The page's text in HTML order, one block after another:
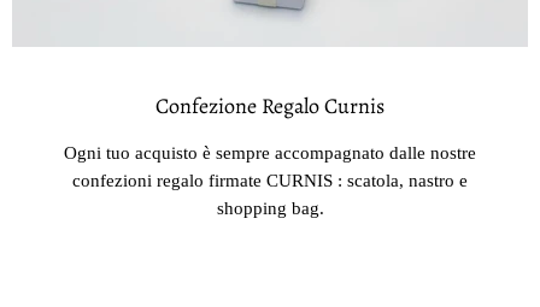
Confezione Regalo Curnis
Ogni tuo acquisto è sempre accompagnato dalle nostre
confezioni regalo firmate CURNIS : scatola, nastro e
shopping bag.